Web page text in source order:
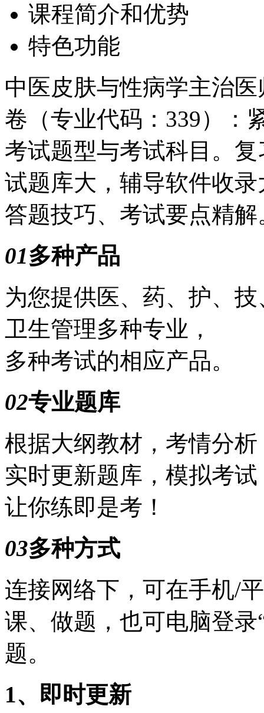
课程简介和优势
特色功能
中医皮肤与性病学主治
卷（专业代码：339）：
考试题型与考试科目。
试题库大，辅导软件收
答题技巧、考试要点精解
01多种产品
为您提供医、药、护、技
卫生管理多种专业，
多种考试的相应产品。
02专业题库
根据大纲教材，考情分析
实时更新题库，模拟考试
让你练即是考！
03多种方式
连接网络下，可在手机/
课、做题，也可电脑登
题。
1、即时更新